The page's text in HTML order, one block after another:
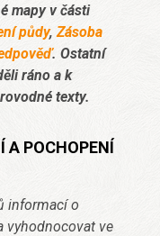
mapy v části
půdy, Zásoba
. Ostatní
ráno a k
texty.
A POCHOPENÍ
informací o
vyhodnocovat ve